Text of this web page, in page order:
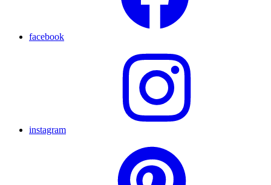
facebook
instagram